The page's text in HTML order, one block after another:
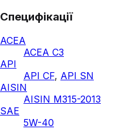
Специфікації
ACEA
ACEA C3
API
API CF, API SN
AISIN
AISIN M315-2013
SAE
5W-40